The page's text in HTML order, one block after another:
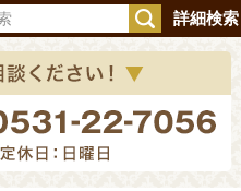
詳細検索